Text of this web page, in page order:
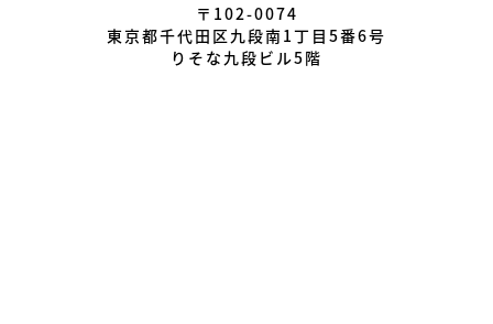
〒102-0074
東京都千代田区九段南1丁目5番6号
りそな九段ビル5階